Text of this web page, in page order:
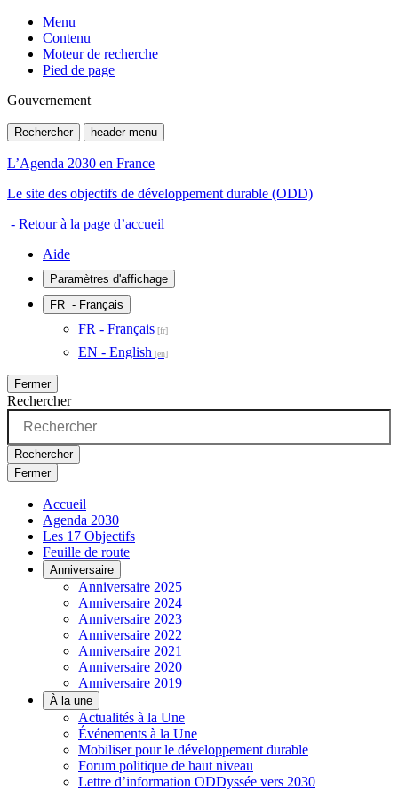
Menu
Contenu
Moteur de recherche
Pied de page
Gouvernement
Rechercher header menu
L’Agenda 2030 en France
Le site des objectifs de développement durable (ODD)
- Retour à la page d’accueil
Aide
Paramètres d'affichage
FR - Français
FR - Français
EN - English
Fermer
Rechercher
Rechercher
Fermer
Accueil
Agenda 2030
Les 17 Objectifs
Feuille de route
Anniversaire
Anniversaire 2025
Anniversaire 2024
Anniversaire 2023
Anniversaire 2022
Anniversaire 2021
Anniversaire 2020
Anniversaire 2019
À la une
Actualités à la Une
Événements à la Une
Mobiliser pour le développement durable
Forum politique de haut niveau
Lettre d’information ODDyssée vers 2030